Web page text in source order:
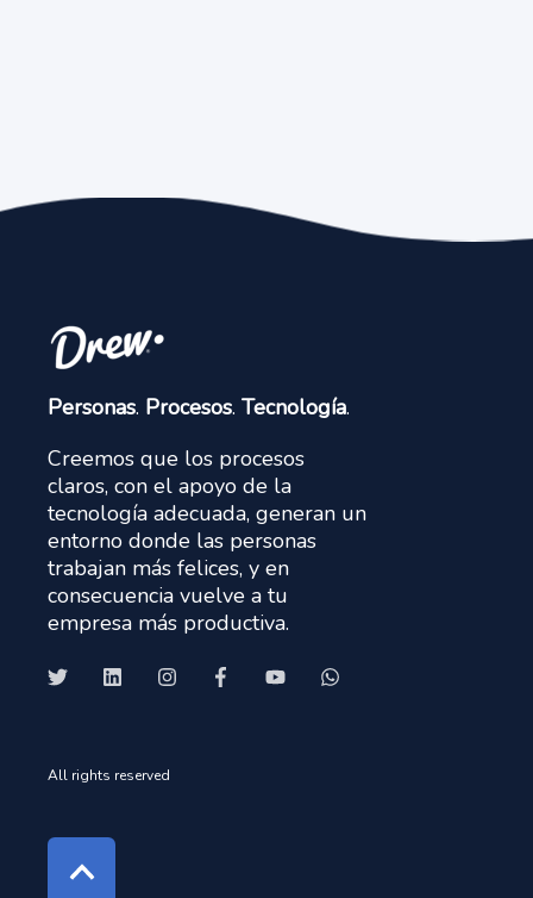
Personas. Procesos. Tecnología.
Creemos que los procesos
claros, con el apoyo de la
tecnología adecuada, generan un
entorno donde las personas
trabajan más felices, y en
consecuencia vuelve a tu
empresa más productiva.
All rights reserved